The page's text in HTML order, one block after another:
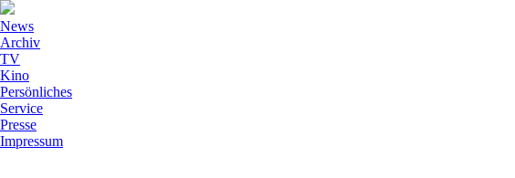
News
Archiv
TV
Kino
Persönliches
Service
Presse
Impressum